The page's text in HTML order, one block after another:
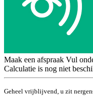
Maak een afspraak Vul
Calculatie is nog niet
Geheel vrijblijvend, u zit